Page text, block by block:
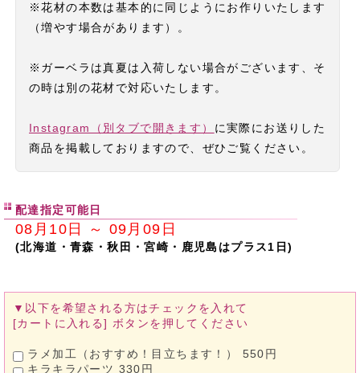
※花材の本数は基本的に同じようにお作りいたします
（増やす場合があります）。
※ガーベラは真夏は入荷しない場合がございます、そ
の時は別の花材で対応いたします。
Instagram（別タブで開きます） に実際にお送りした
商品を掲載しておりますので、ぜひご覧ください。
配達指定可能日
08月10日 ～ 09月09日
(北海道・青森・秋田・宮崎・鹿児島はプラス1日)
▼以下を希望される方はチェックを入れて
[カートに入れる] ボタンを押してください
ラメ加工（おすすめ！目立ちます！） 550円
キラキラパーツ 330円